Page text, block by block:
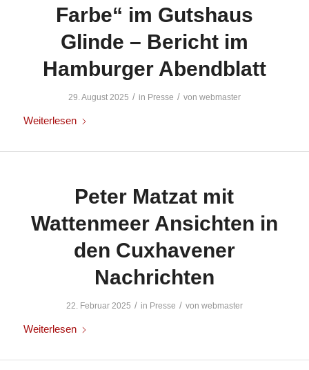
Farbe“ im Gutshaus
Glinde – Bericht im
Hamburger Abendblatt
29. August 2025 / in Presse / von webmaster
Weiterlesen
Peter Matzat mit
Wattenmeer Ansichten in
den Cuxhavener
Nachrichten
22. Februar 2025 / in Presse / von webmaster
Weiterlesen